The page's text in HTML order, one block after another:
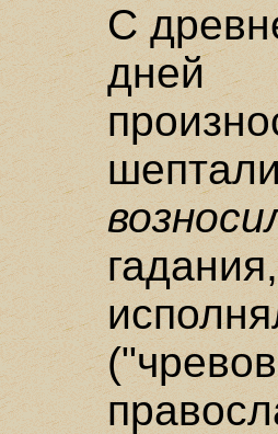
С
дней